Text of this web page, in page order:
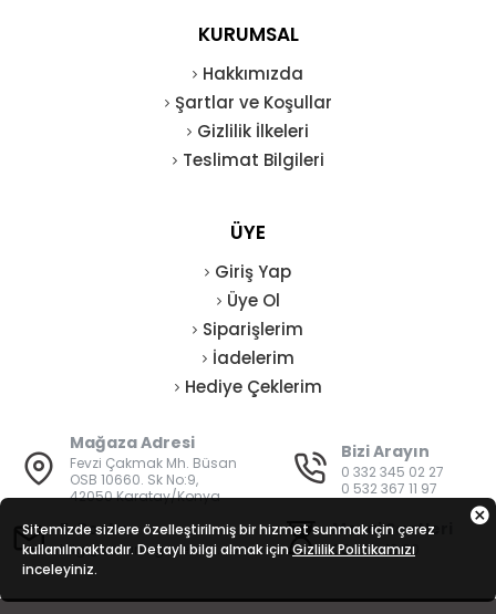
KURUMSAL
Hakkımızda
Şartlar ve Koşullar
Gizlilik İlkeleri
Teslimat Bilgileri
ÜYE
Giriş Yap
Üye Ol
Siparişlerim
İadelerim
Hediye Çeklerim
Mağaza Adresi
Fevzi Çakmak Mh. Büsan
OSB 10660. Sk No:9,
42050 Karatay/Konya
Bizi Arayın
0 332 345 02 27
0 532 367 11 97
E-Posta
bilgi@vatanisguvenligi.com
Mesai Saatleri
08:00 - 19:00
Sitemizde sizlere özelleştirilmiş bir hizmet sunmak için çerez
kullanılmaktadır. Detaylı bilgi almak için Gizlilik Politikamızı
inceleyiniz.